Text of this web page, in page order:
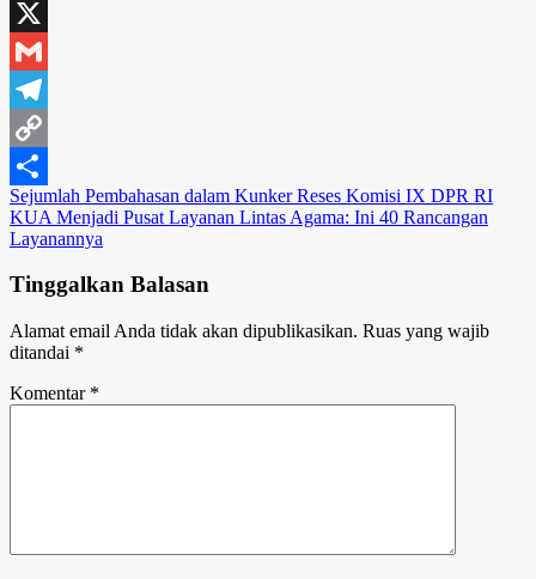
Email
X
Gmail
Telegram
Copy
Link
Share
Navigasi
pos
Sejumlah Pembahasan dalam Kunker Reses Komisi IX DPR RI
KUA Menjadi Pusat Layanan Lintas Agama: Ini 40 Rancangan
Layanannya
Tinggalkan Balasan
Alamat email Anda tidak akan dipublikasikan. Ruas yang wajib
ditandai *
Komentar *